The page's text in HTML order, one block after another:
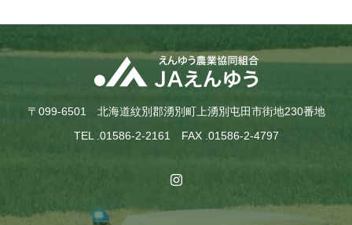
〒099-6501 北海道紋別郡湧別町上湧別屯田市街地230番地
TEL .01586-2-2161 FAX .01586-2-4797